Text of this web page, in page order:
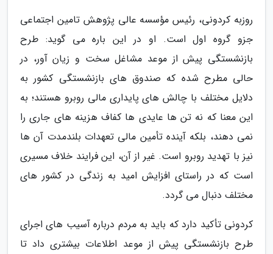
روزبه کردونی، رئیس مؤسسه عالی پژوهش تامین اجتماعی
جزو گروه اول است. او در این باره می گوید: طرح
بازنشستگی پیش از موعد مشاغل سخت و زیان آور، در
حالی مطرح شده که صندوق های بازنشستگی کشور به
دلایل مختلف با چالش های پایداری مالی روبرو هستند؛ به
این معنا که نه تن ها عایدی ها کفاف هزینه های جاری را
نمی دهند، بلکه آینده تأمین مالی تعهدات بلندمدت آن ها
نیز با تهدید روبرو است. غیر از آن، این فرایند خلاف مسیری
است که در راستای افزایش امید به زندگی در کشور های
مختلف دنبال می گردد.
کردونی تأکید دارد که باید به مردم درباره آسیب های اجرای
طرح بازنشستگی پیش از موعد اطلاعات بیشتری داد تا